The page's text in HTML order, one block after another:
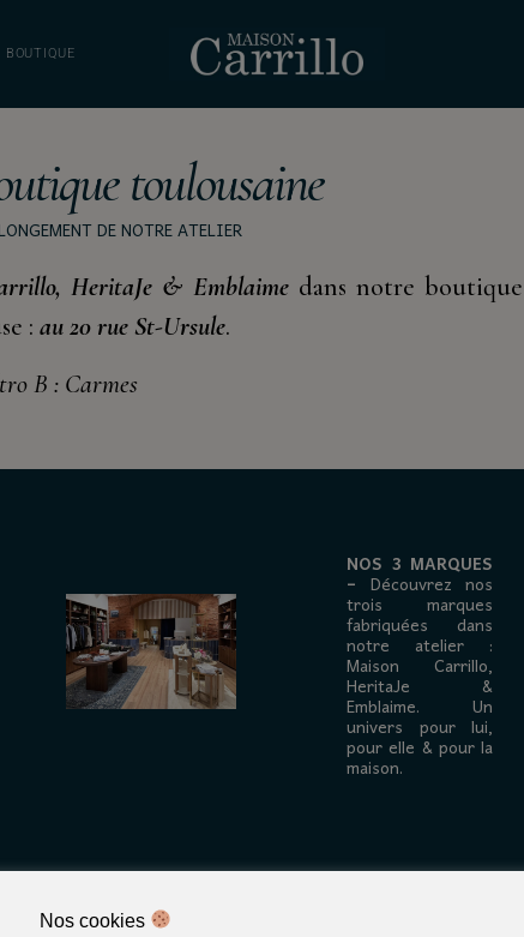
BOUTIQUE
toulousaine
DE NOTRE ATELIER
HeritaJe & Emblaimedans notre boutique
: au 20 rue St-Ursule.
B : Carmes
NOS 3 MARQUES
– Découvrez nos
trois marques
fabriquées dans
notre atelier :
Maison Carrillo,
HeritaJe &
Emblaime. Un
univers pour lui,
pour elle & pour la
maison.
Nos cookies